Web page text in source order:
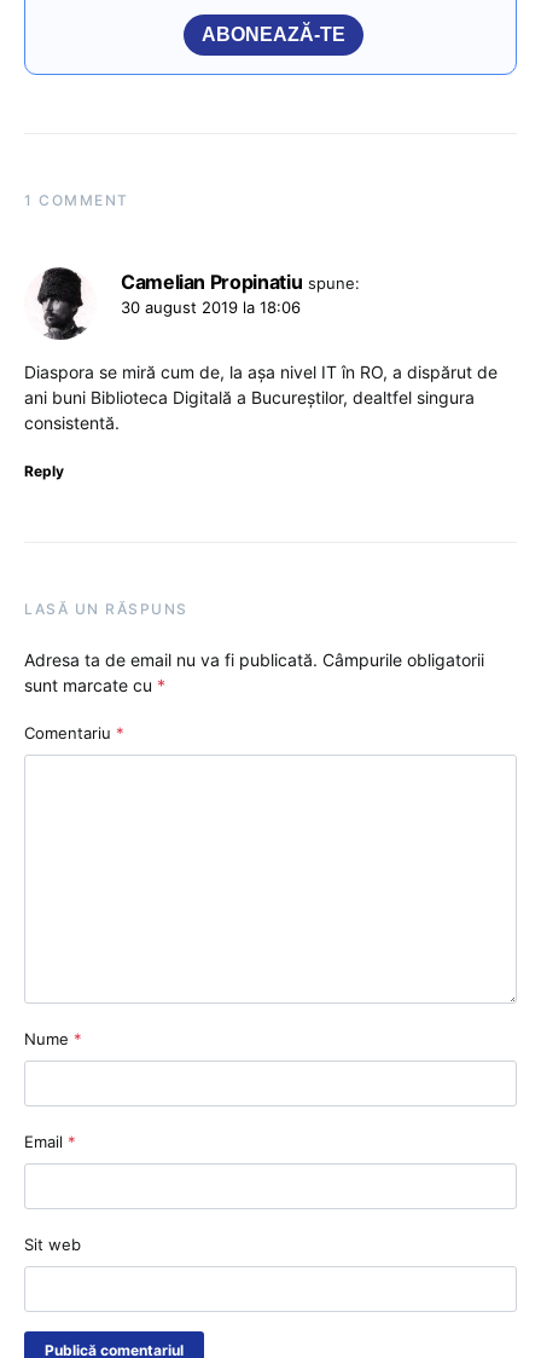
ABONEAZĂ-TE
1 COMMENT
Camelian Propinatiu spune:
30 august 2019 la 18:06
Diaspora se miră cum de, la aşa nivel IT în RO, a dispărut de
ani buni Biblioteca Digitală a Bucureştilor, dealtfel singura
consistentă.
Reply
LASĂ UN RĂSPUNS
Adresa ta de email nu va fi publicată. Câmpurile obligatorii
sunt marcate cu *
Comentariu *
Nume *
Email *
Sit web